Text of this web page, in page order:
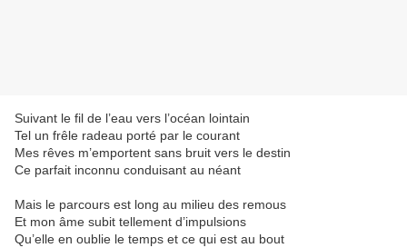
Suivant le fil de l’eau vers l’océan lointain
Tel un frêle radeau porté par le courant
Mes rêves m’emportent sans bruit vers le destin
Ce parfait inconnu conduisant au néant
Mais le parcours est long au milieu des remous
Et mon âme subit tellement d’impulsions
Qu’elle en oublie le temps et ce qui est au bout